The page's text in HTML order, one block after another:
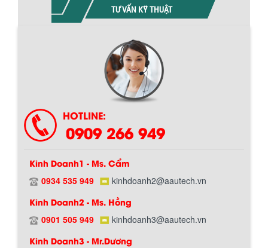
TƯ VẤN KỸ THUẬT
HOTLINE:
0909 266 949
Kinh Doanh1 - Ms. Cẩm
0934 535 949 kinhdoanh2@aautech.vn
Kinh Doanh2 - Ms. Hồng
0901 505 949 kinhdoanh3@aautech.vn
Kinh Doanh3 - Mr.Dương
Chính sách giao hàng